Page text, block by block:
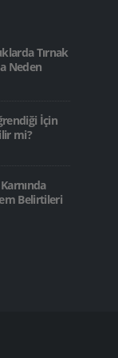
Tırnak
Neden
İçin
mi?
Belirtileri